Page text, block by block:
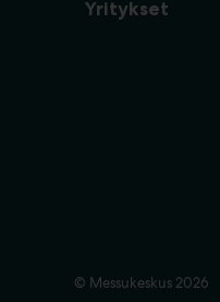
Yritykset
© Messukeskus 2026